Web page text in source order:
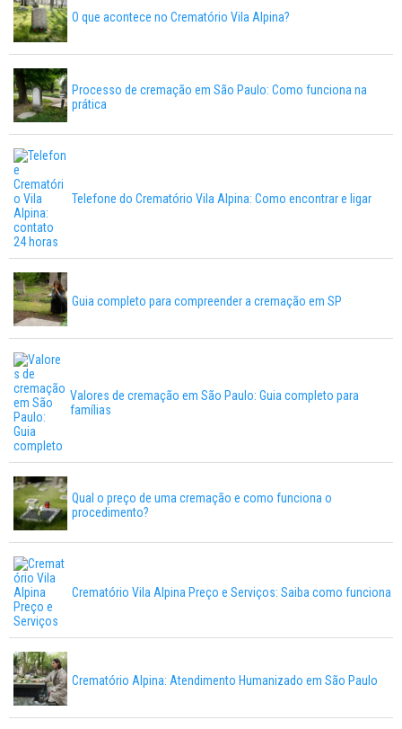
O que acontece no Crematório Vila Alpina?
Processo de cremação em São Paulo: Como funciona na
prática
Telefone do Crematório Vila Alpina: Como encontrar e ligar
Guia completo para compreender a cremação em SP
Valores de cremação em São Paulo: Guia completo para
famílias
Qual o preço de uma cremação e como funciona o
procedimento?
Crematório Vila Alpina Preço e Serviços: Saiba como funciona
Crematório Alpina: Atendimento Humanizado em São Paulo